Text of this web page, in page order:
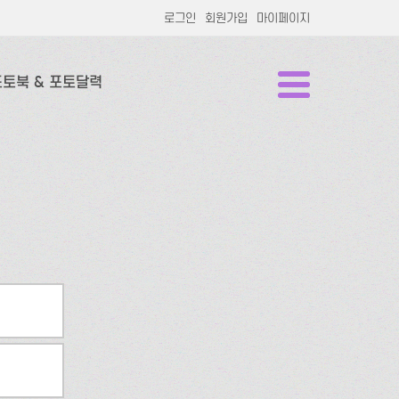
로그인 회원가입 마이페이지
북 & 포토달력